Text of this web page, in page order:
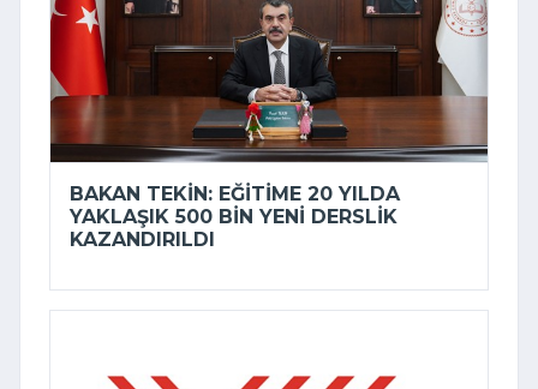
BAKAN TEKIN: EĞITIME 20 YILDA
YAKLAŞIK 500 BIN YENI DERSLIK
KAZANDIRILDI